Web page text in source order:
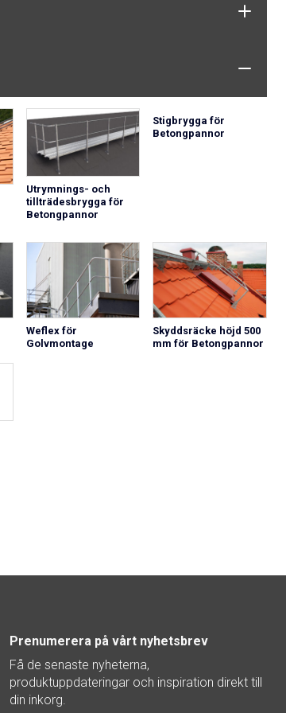
Utrymnings- och
tillträdesbrygga för
Betongpannor
Stigbrygga för
Betongpannor
Weflex för
Golvmontage
Skyddsräcke höjd 500
mm för Betongpannor
Prenumerera på vårt nyhetsbrev
Få de senaste nyheterna,
produktuppdateringar och inspiration direkt till
din inkorg.